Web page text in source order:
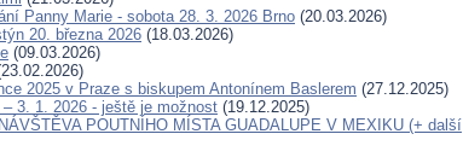
Panny Marie - sobota 28. 3. 2026 Brno (20.03.2026)
20. března 2026 (18.03.2026)
(09.03.2026)
2025 v Praze s biskupem Antonínem Baslerem (27.12.2025)
3. 1. 2026 - ještě je možnost (19.12.2025)
POUTNÍHO MÍSTA GUADALUPE V MEXIKU (+ další